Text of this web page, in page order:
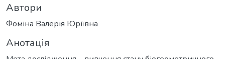
Автори
Фоміна Валерія Юріївна
Анотація